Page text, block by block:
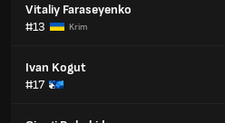
Vitaliy Faraseyenko
#13
Krim
Ivan Kogut
#17